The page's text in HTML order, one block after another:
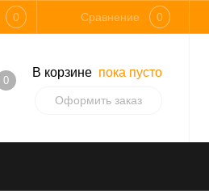
0 Сравнение 0
0
В корзине пока пусто
Оформить заказ